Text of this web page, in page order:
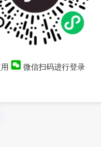
微信扫码进行登录